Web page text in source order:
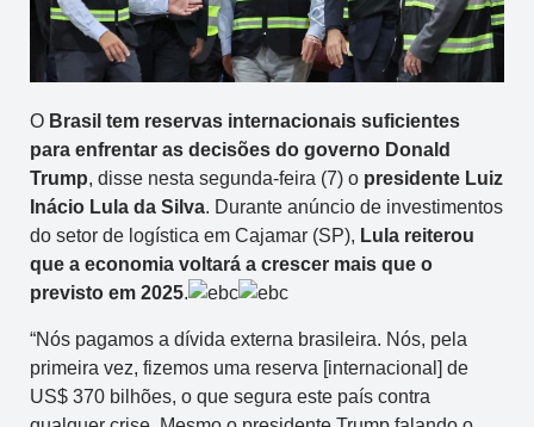
O Brasil tem reservas internacionais suficientes
para enfrentar as decisões do governo Donald
Trump, disse nesta segunda-feira (7) o presidente Luiz
Inácio Lula da Silva. Durante anúncio de investimentos
do setor de logística em Cajamar (SP), Lula reiterou
que a economia voltará a crescer mais que o
previsto em 2025.
“Nós pagamos a dívida externa brasileira. Nós, pela
primeira vez, fizemos uma reserva [internacional] de
US$ 370 bilhões, o que segura este país contra